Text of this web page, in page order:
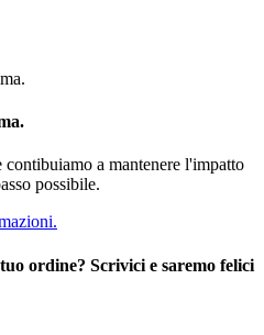
a mantenere l'impatto
possibile.
ordine? Scrivici e saremo felici